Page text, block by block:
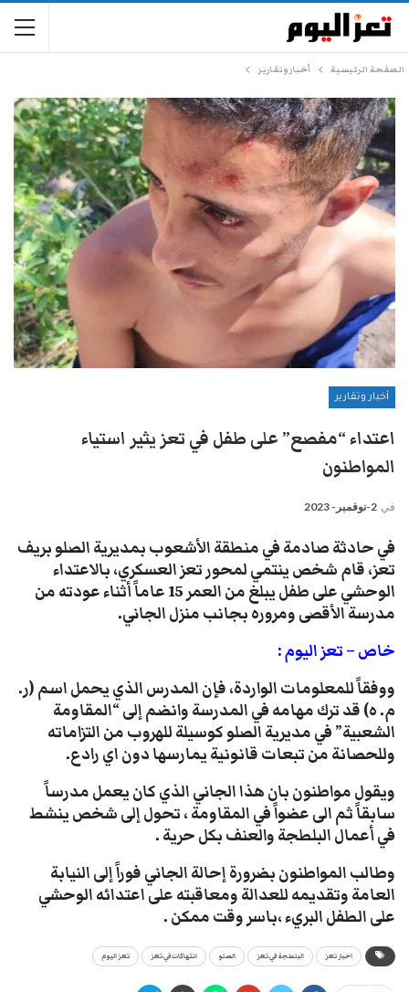
الصفحة الرئيسية أخبار وتقارير
أخبار وتقارير
اعتداء “مفصع” على طفل في تعز يثير استياء
المواطنون
في 2-نوفمبر- 2023
في حادثة صادمة في منطقة الأشعوب بمديرية الصلو بريف
تعز، قام شخص ينتمي لمحور تعز العسكري، بالاعتداء
الوحشي على طفل يبلغ من العمر 15 عاماً أثناء عودته من
مدرسة الأقصى ومروره بجانب منزل الجاني.
خاص – تعز اليوم:
ووفقاً للمعلومات الواردة، فإن المدرس الذي يحمل اسم (ر.
م. ه) قد ترك مهامه في المدرسة وانضم إلى “المقاومة
الشعبية” في مديرية الصلو كوسيلة للهروب من التزاماته
وللحصانة من تبعات قانونية يمارسها دون اي رادع.
ويقول مواطنون بان هذا الجاني الذي كان يعمل مدرساً
سابقاً ثم الى عضواً في المقاومة ، تحول إلى شخص ينشط
في أعمال البلطجة والعنف بكل حرية .
وطالب المواطنون بضرورة إحالة الجاني فوراً إلى النيابة
العامة وتقديمه للعدالة ومعاقبته على اعتدائه الوحشي
على الطفل البريء ،باسر وقت ممكن .
اخبار تعز البلطجة في تعز الصلو انتهاكات في تعز تعز اليوم